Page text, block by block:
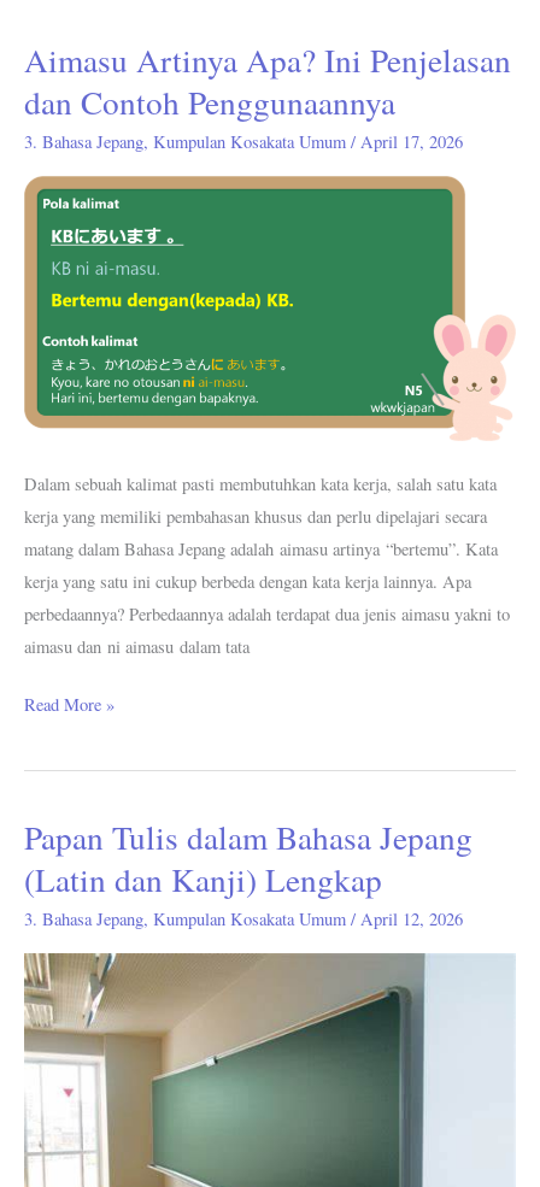
Aimasu Artinya Apa? Ini Penjelasan
dan Contoh Penggunaannya
3. Bahasa Jepang, Kumpulan Kosakata Umum / April 17, 2026
Dalam sebuah kalimat pasti membutuhkan kata kerja, salah satu kata
kerja yang memiliki pembahasan khusus dan perlu dipelajari secara
matang dalam Bahasa Jepang adalah aimasu artinya “bertemu”. Kata
kerja yang satu ini cukup berbeda dengan kata kerja lainnya. Apa
perbedaannya? Perbedaannya adalah terdapat dua jenis aimasu yakni to
aimasu dan ni aimasu dalam tata
Aimasu
Apa?
Ini
Penjelasan
dan
Contoh
Penggunaannya
Read More »
Papan Tulis dalam Bahasa Jepang
(Latin dan Kanji) Lengkap
3. Bahasa Jepang, Kumpulan Kosakata Umum / April 12, 2026
Papan
Tulis
dalam
Bahasa
Jepang
(Latin
dan
Kanji)
Lengkap